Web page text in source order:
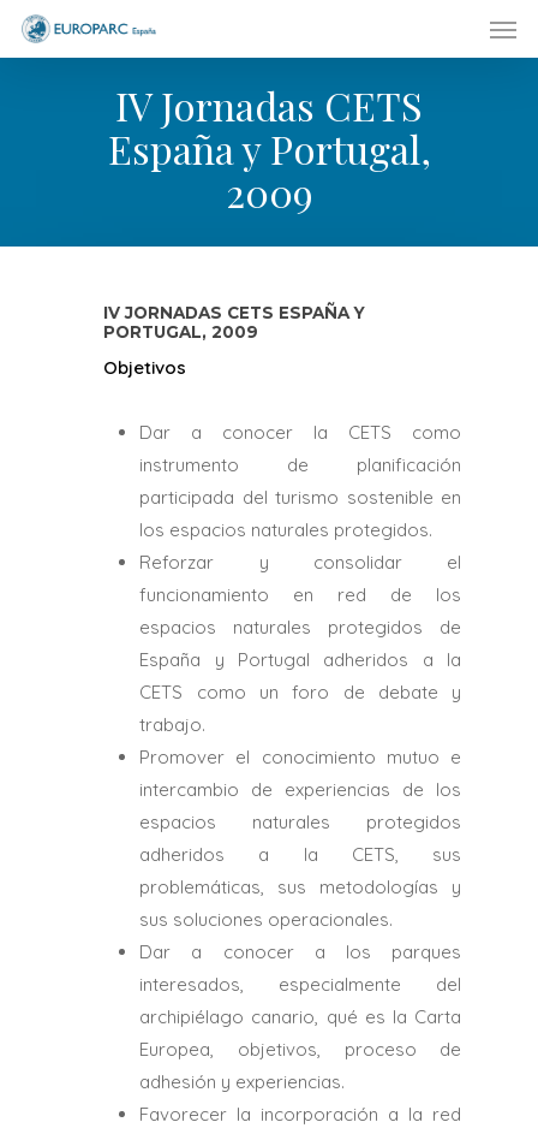
Skip
IV Jornadas CETS
España y Portugal,
2009
IV JORNADAS CETS ESPAÑA Y
PORTUGAL, 2009
Objetivos
Dar a conocer la CETS como
instrumento de planificación
participada del turismo sostenible en
los espacios naturales protegidos.
Reforzar y consolidar el
funcionamiento en red de los
espacios naturales protegidos de
España y Portugal adheridos a la
CETS como un foro de debate y
trabajo.
Promover el conocimiento mutuo e
intercambio de experiencias de los
espacios naturales protegidos
adheridos a la CETS, sus
problemáticas, sus metodologías y
sus soluciones operacionales.
Dar a conocer a los parques
interesados, especialmente del
archipiélago canario, qué es la Carta
Europea, objetivos, proceso de
adhesión y experiencias.
Favorecer la incorporación a la red